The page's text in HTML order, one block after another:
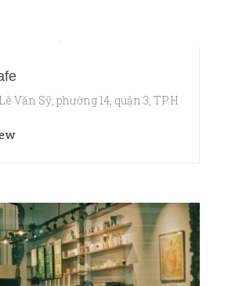
Văn Sỹ, phường 14, quận 3, TP.HCM